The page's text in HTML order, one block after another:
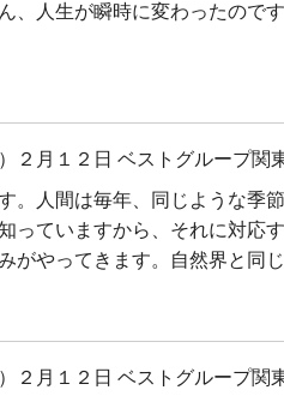
、人生が瞬時に変わったので
２月１２日 ベストグループ
。人間は毎年、同じような季
っていますから、それに対応
がやってきます。自然界と同
２月１２日 ベストグループ